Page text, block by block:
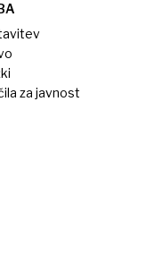
za javnost